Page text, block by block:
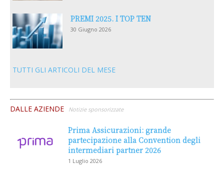
PREMI 2025. I TOP TEN
30 Giugno 2026
TUTTI GLI ARTICOLI DEL MESE
DALLE AZIENDE Notizie sponsorizzate
Prima Assicurazioni: grande
partecipazione alla Convention degli
intermediari partner 2026
1 Luglio 2026